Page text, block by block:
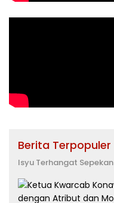
Berita Terpopuler
Isyu Terhangat Sepekan